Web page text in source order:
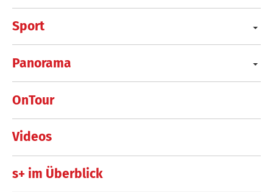
Sport
Panorama
OnTour
Videos
s+ im Überblick